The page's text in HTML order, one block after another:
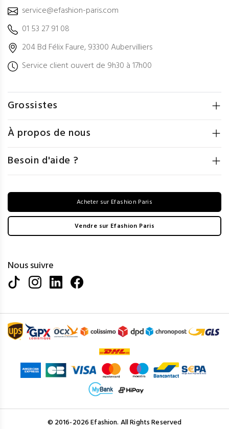
service@efashion-paris.com
01 53 27 91 08
204 Bd Félix Faure, 93300 Aubervilliers
Service client ouvert de 9h30 à 17h00
Grossistes
À propos de nous
Besoin d'aide ?
Acheter sur Efashion Paris
Vendre sur Efashion Paris
Nous suivre
© 2016-2026 Efashion. All Rights Reserved